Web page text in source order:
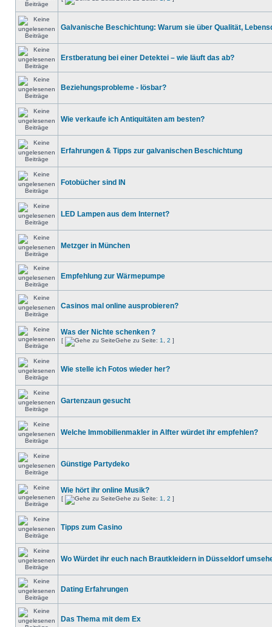
Galvanische Beschichtung: Warum sie über Qualität,
Erstberatung bei einer Detektei – wie läuft das ab?
Beziehungsprobleme - lösbar?
Wie verkaufe ich Antiquitäten am besten?
Erfahrungen & Tipps zur galvanischen Beschichtung
Fotobücher sind IN
LED Lampen aus dem Internet?
Metzger in München
Empfehlung zur Wärmepumpe
Casinos mal online ausprobieren?
Was der Nichte schenken ?
[ Gehe zu Seite: 1 2 ]
Wie stelle ich Fotos wieder her?
Gartenzaun gesucht
Welche Immobilienmakler in Alfter würdet ihr empfehlen?
Günstige Partydeko
Wie hört ihr online Musik?
[ Gehe zu Seite: 1 2 ]
Tipps zum Casino
Wo Würdet ihr euch nach Brautkleidern in Düsseldorf
Dating Erfahrungen
Das Thema mit dem Ex